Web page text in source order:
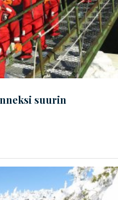
suurin